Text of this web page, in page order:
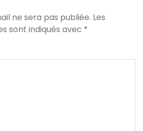
ne sera pas publiée. Les
sont indiqués avec *